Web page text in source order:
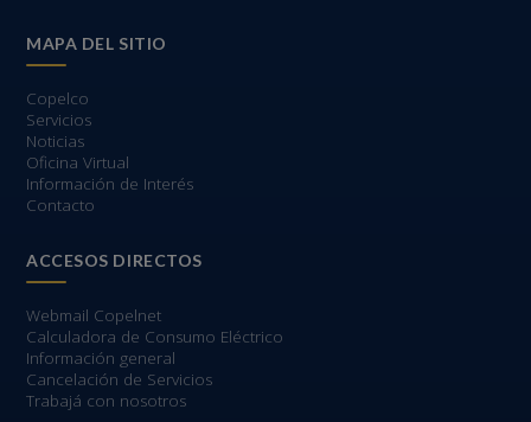
MAPA DEL SITIO
Copelco
Servicios
Noticias
Oficina Virtual
Información de Interés
Contacto
ACCESOS DIRECTOS
Webmail Copelnet
Calculadora de Consumo Eléctrico
Información general
Cancelación de Servicios
Trabajá con nosotros